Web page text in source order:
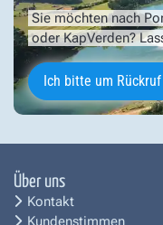
Sie möchten nach
oder KapVerden?
Ich bitte um Rückruf
Über uns
Kontakt
Kundenstimmen